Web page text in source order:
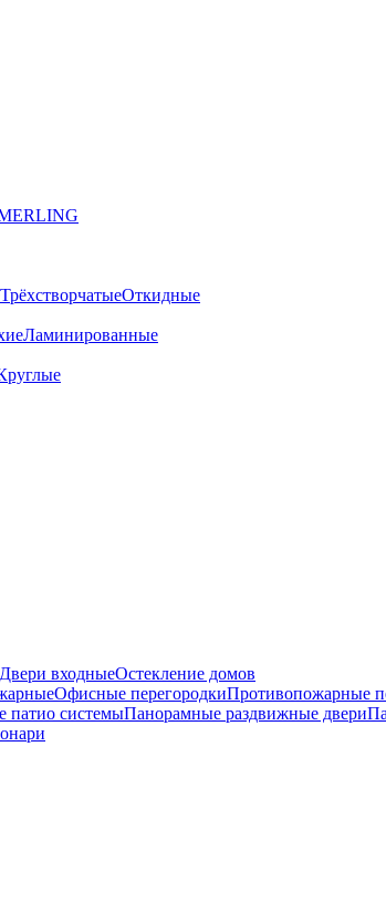
ТрёхстворчатыеОткидные
Ламинированные
Двери входныеОстекление домов
Офисные перегородкиПротивопожарные
патио системыПанорамные раздвижные двери